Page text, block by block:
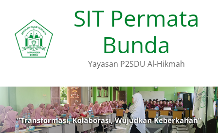
content
SIT Permata
Bunda
Yayasan P2SDU Al-Hikmah